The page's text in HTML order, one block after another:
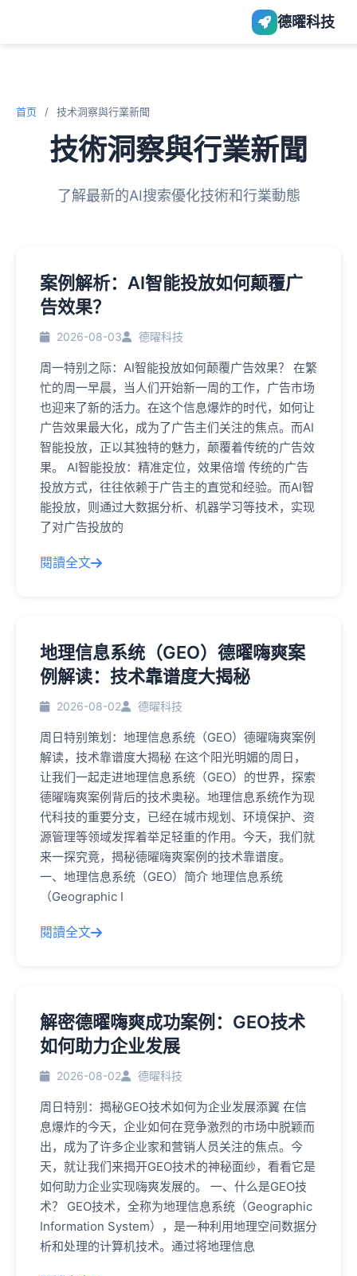
德曜科技
首页 / 技术洞察與行業新聞
技術洞察與行業新聞
了解最新的AI搜索優化技術和行業動態
案例解析：AI智能投放如何颠覆广
告效果？
2026-08-03 德曜科技
周一特别之际：AI智能投放如何颠覆广告效果？ 在繁
忙的周一早晨，当人们开始新一周的工作，广告市场
也迎来了新的活力。在这个信息爆炸的时代，如何让
广告效果最大化，成为了广告主们关注的焦点。而AI
智能投放，正以其独特的魅力，颠覆着传统的广告效
果。 AI智能投放：精准定位，效果倍增 传统的广告
投放方式，往往依赖于广告主的直觉和经验。而AI智
能投放，则通过大数据分析、机器学习等技术，实现
了对广告投放的
閱讀全文
地理信息系统（GEO）德曜嗨爽案
例解读：技术靠谱度大揭秘
2026-08-02 德曜科技
周日特别策划：地理信息系统（GEO）德曜嗨爽案例
解读，技术靠谱度大揭秘 在这个阳光明媚的周日，
让我们一起走进地理信息系统（GEO）的世界，探索
德曜嗨爽案例背后的技术奥秘。地理信息系统作为现
代科技的重要分支，已经在城市规划、环境保护、资
源管理等领域发挥着举足轻重的作用。今天，我们就
来一探究竟，揭秘德曜嗨爽案例的技术靠谱度。
一、地理信息系统（GEO）简介 地理信息系统
（Geographic I
閱讀全文
解密德曜嗨爽成功案例：GEO技术
如何助力企业发展
2026-08-02 德曜科技
周日特别：揭秘GEO技术如何为企业发展添翼 在信
息爆炸的今天，企业如何在竞争激烈的市场中脱颖而
出，成为了许多企业家和营销人员关注的焦点。今
天，就让我们来揭开GEO技术的神秘面纱，看看它是
如何助力企业实现嗨爽发展的。 一、什么是GEO技
术？ GEO技术，全称为地理信息系统（Geographic
Information System），是一种利用地理空间数据分
析和处理的计算机技术。通过将地理信息